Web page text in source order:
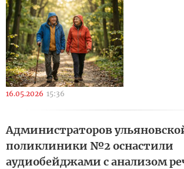
16.05.2026 15:36
Администраторов
поликлиники №2 оснастили
аудиобейджами с анализом